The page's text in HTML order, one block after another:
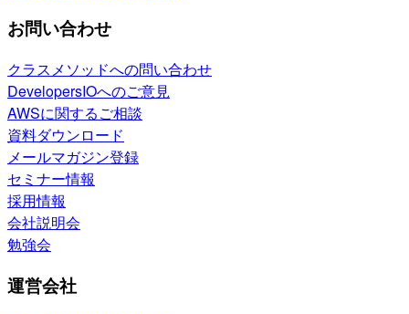
お問い合わせ
クラスメソッドへの問い合わせ
DevelopersIOへのご意見
AWSに関するご相談
資料ダウンロード
メールマガジン登録
セミナー情報
採用情報
会社説明会
勉強会
運営会社